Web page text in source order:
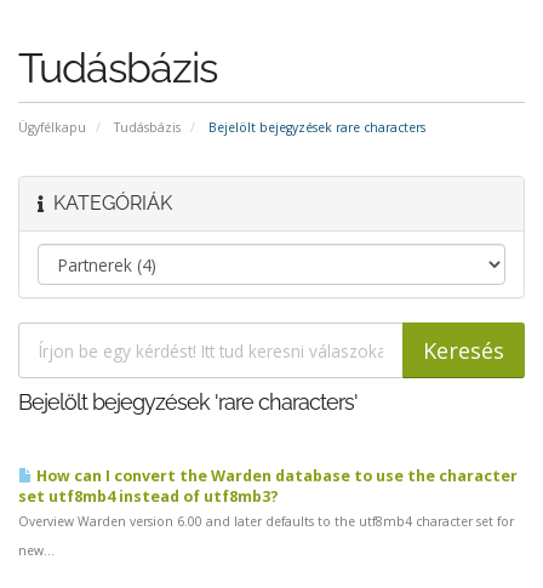
Tudásbázis
Ügyfélkapu Tudásbázis Bejelölt bejegyzések rare characters
KATEGÓRIÁK
Bejelölt bejegyzések 'rare characters'
How can I convert the Warden database to use the character
set utf8mb4 instead of utf8mb3?
Overview Warden version 6.00 and later defaults to the utf8mb4 character set for
new...